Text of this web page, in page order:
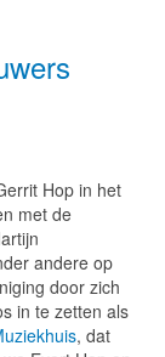
Hop in het
met de
andere op
door zich
in te zetten als
, dat